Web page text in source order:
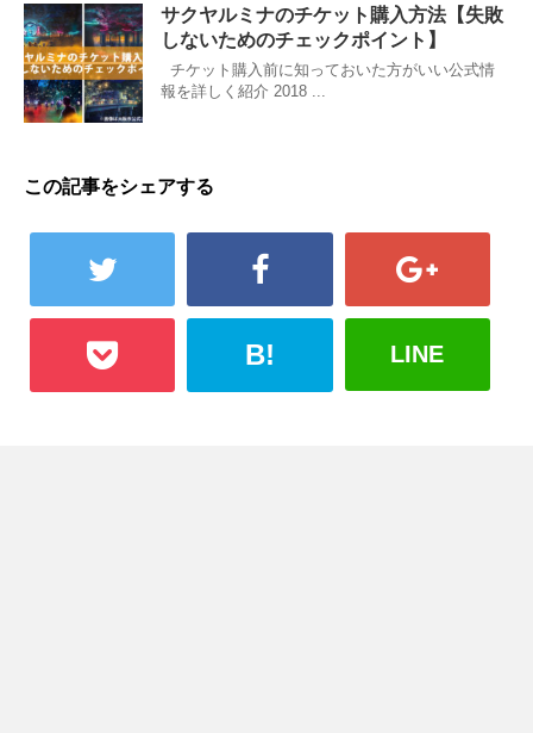
サクヤルミナのチケット購入方法【失敗
しないためのチェックポイント】
チケット購入前に知っておいた方がいい公式情
報を詳しく紹介 2018 ...
この記事をシェアする
B! LINE